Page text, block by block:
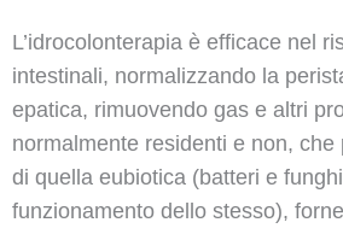
L’idrocolonterapia è efficace nel
intestinali, normalizzando la
epatica, rimuovendo gas e altri
normalmente residenti e non,
di quella eubiotica (batteri e
funzionamento dello stesso),